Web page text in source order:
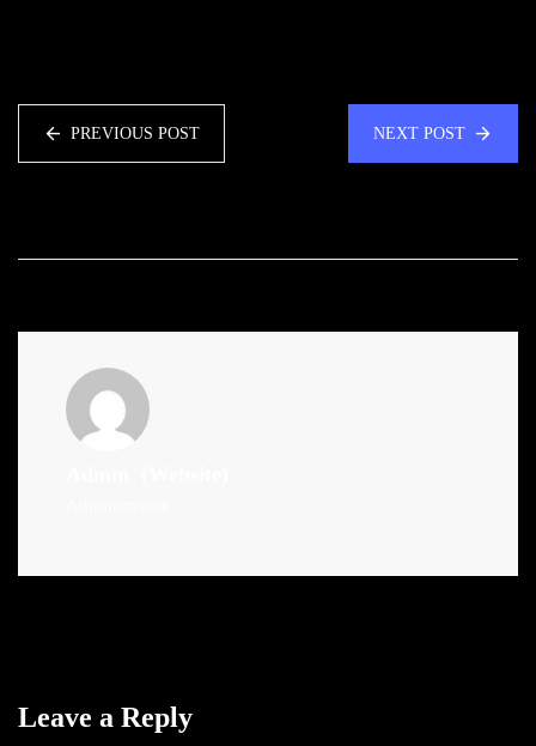
PREVIOUS POST NEXT POST
Leave a Reply